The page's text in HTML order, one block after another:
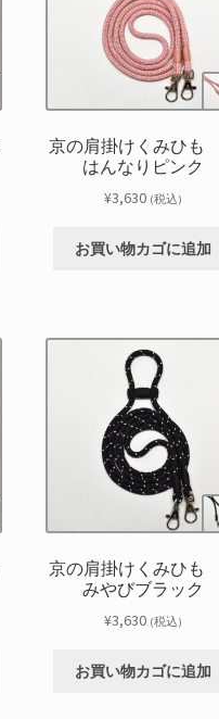
京の肩掛けくみひ
はんなりピンク
¥3,630 (税込)
お買い物カゴに追加
京の肩掛けくみひ
みやびブラック
¥3,630 (税込)
お買い物カゴに追加